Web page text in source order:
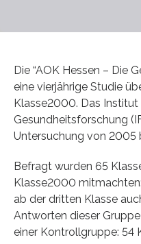
Die “AOK Hessen – Die
eine vierjährige Studie
Klasse2000. Das
Gesundheitsforschung
Untersuchung von 2005
Befragt wurden 65
Klasse2000
ab der dritten Klasse
Antworten dieser
einer Kontrollgruppe: 54